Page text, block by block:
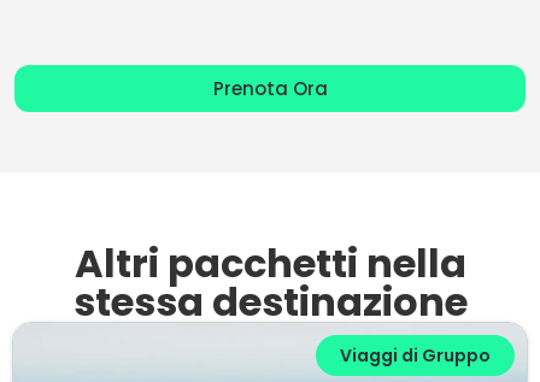
Prenota Ora
Altri pacchetti nella
stessa destinazione
Viaggi di Gruppo